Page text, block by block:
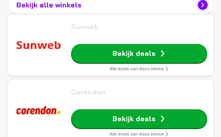
Bekijk alle winkels
Sunweb
Bekijk deals
Alle deals van deze winkel
Corendon
Bekijk deals
Alle deals van deze winkel